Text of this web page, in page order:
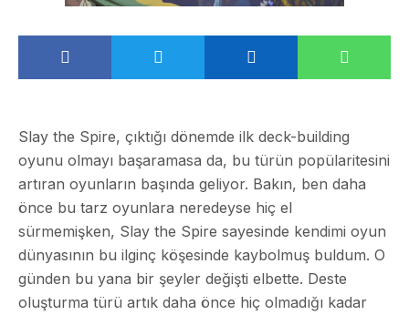
Slay the Spire, çıktığı dönemde ilk deck-building
oyunu olmayı başaramasa da, bu türün popülaritesini
artıran oyunların başında geliyor. Bakın, ben daha
önce bu tarz oyunlara neredeyse hiç el
sürmemişken, Slay the Spire sayesinde kendimi oyun
dünyasının bu ilginç köşesinde kaybolmuş buldum. O
günden bu yana bir şeyler değişti elbette. Deste
oluşturma türü artık daha önce hiç olmadığı kadar